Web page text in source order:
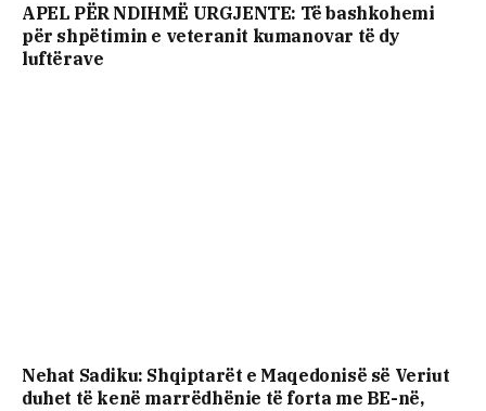
APEL PËR NDIHMË URGJENTE: Të bashkohemi
për shpëtimin e veteranit kumanovar të dy
luftërave
Nehat Sadiku: Shqiptarët e Maqedonisë së Veriut
duhet të kenë marrëdhënie të forta me BE-në,